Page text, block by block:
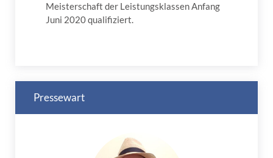
Meisterschaft der Leistungsklassen Anfang
Juni 2020 qualifiziert.
Pressewart